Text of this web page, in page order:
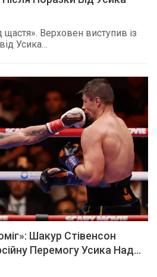
Верховен виступив із
Усика…
Шакур Стівенсон
Перемогу Усика Над…